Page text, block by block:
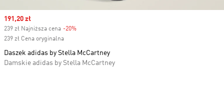
Sale price
191,20 zł
239 zł Najniższa cena -20%
239 zł Cena oryginalna
Daszek adidas by Stella McCartney
Damskie adidas by Stella McCartney